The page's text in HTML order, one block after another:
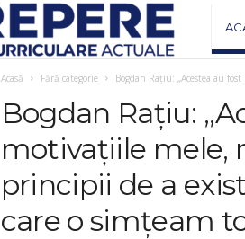
i
Acasă Fără categorie Bogdan Rațiu: „Acestea au
Bogdan Rațiu:
motivațiile mele,
principii de a
care o simțeam